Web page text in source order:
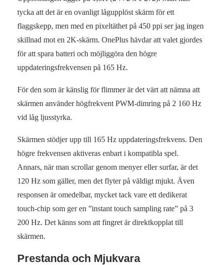
tycka att det är en ovanligt lågupplöst skärm för ett
flaggskepp, men med en pixeltäthet på 450 ppi ser jag ingen
skillnad mot en 2K-skärm. OnePlus hävdar att valet gjordes
för att spara batteri och möjliggöra den högre
uppdateringsfrekvensen på 165 Hz.
För den som är känslig för flimmer är det värt att nämna att
skärmen använder högfrekvent PWM-dimring på 2 160 Hz
vid låg ljusstyrka.
Skärmen stödjer upp till 165 Hz uppdateringsfrekvens. Den
högre frekvensen aktiveras enbart i kompatibla spel.
Annars, när man scrollar genom menyer eller surfar, är det
120 Hz som gäller, men det flyter på väldigt mjukt. Även
responsen är omedelbar, mycket tack vare ett dedikerat
touch-chip som ger en ”instant touch sampling rate” på 3
200 Hz. Det känns som att fingret är direktkopplat till
skärmen.
Prestanda och Mjukvara